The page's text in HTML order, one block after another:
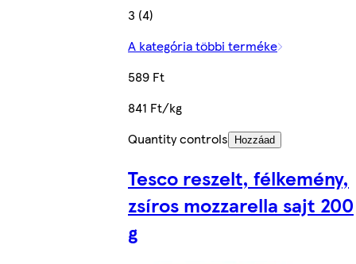
3 (4)
A kategória többi terméke
589 Ft
841 Ft/kg
Quantity controls
Hozzáad
Tesco reszelt, félkemény,
zsíros mozzarella sajt 200
g